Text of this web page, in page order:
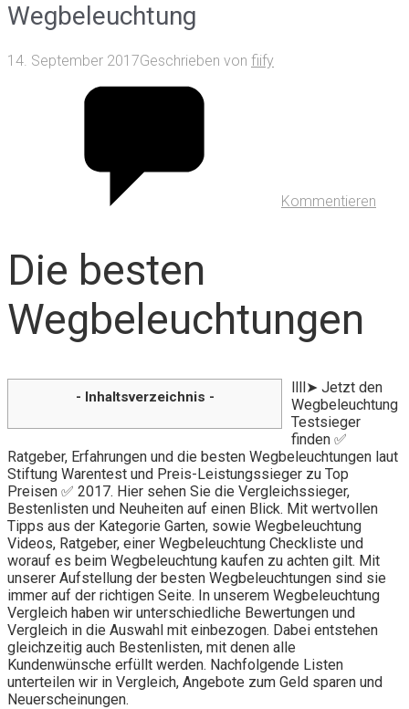
Wegbeleuchtung
14. September 2017Geschrieben von fiify
Kommentieren
Die besten
Wegbeleuchtungen
- Inhaltsverzeichnis -
llll➤ Jetzt den
Wegbeleuchtung
Testsieger
finden ✅
Ratgeber, Erfahrungen und die besten Wegbeleuchtungen laut
Stiftung Warentest und Preis-Leistungssieger zu Top
Preisen ✅ 2017. Hier sehen Sie die Vergleichssieger,
Bestenlisten und Neuheiten auf einen Blick. Mit wertvollen
Tipps aus der Kategorie Garten, sowie Wegbeleuchtung
Videos, Ratgeber, einer Wegbeleuchtung Checkliste und
worauf es beim Wegbeleuchtung kaufen zu achten gilt. Mit
unserer Aufstellung der besten Wegbeleuchtungen sind sie
immer auf der richtigen Seite. In unserem Wegbeleuchtung
Vergleich haben wir unterschiedliche Bewertungen und
Vergleich in die Auswahl mit einbezogen. Dabei entstehen
gleichzeitig auch Bestenlisten, mit denen alle
Kundenwünsche erfüllt werden. Nachfolgende Listen
unterteilen wir in Vergleich, Angebote zum Geld sparen und
Neuerscheinungen.